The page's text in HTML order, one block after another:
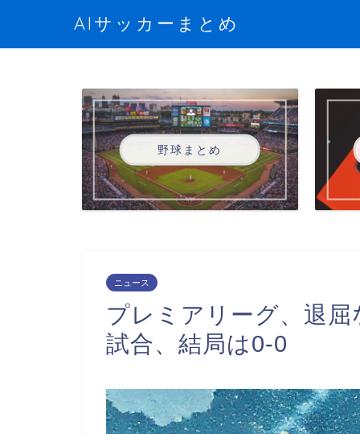
AIサッカーまとめ
野球まとめ
ニュース
プレミアリーグ、退
試合、結局は0-0